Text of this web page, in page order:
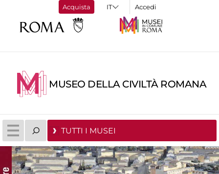
Acquista Accedi
MUSEO DELLA CIVILTÀ ROMANA
TUTTI I MUSEI